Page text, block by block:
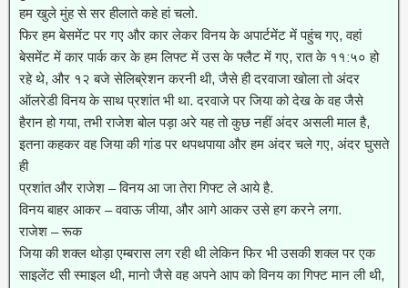
हम खुले मुंह से सर हीलाते कहे हां चलो.
फिर हम बेसमेंट पर गए और कार लेकर विनय के अपार्टमेंट में पहुंच गए, वहां
बेसमेंट में कार पार्क कर के हम लिफ्ट में उस के फ्लैट में गए, रात के ११:५० हो
रहे थे, और १२ बजे सेलिब्रेशन करनी थी, जैसे ही दरवाजा खोला तो अंदर
ऑलरेडी विनय के साथ प्रशांत भी था. दरवाजे पर जिया को देख के वह जैसे
हैरान हो गया, तभी राजेश बोल पड़ा अरे यह तो कुछ नहीं अंदर असली माल है,
इतना कहकर वह जिया की गांड पर थपथपाया और हम अंदर चले गए, अंदर घुसते
ही
प्रशांत और राजेश – विनय आ जा तेरा गिफ्ट ले आये है.
विनय बाहर आकर – ववाऊ जीया, और आगे आकर उसे हग करने लगा.
राजेश – रूक
जिया की शक्ल थोड़ा एम्बरास लग रही थी लेकिन फिर भी उसकी शक्ल पर एक
साइलेंट सी स्माइल थी, मानो जैसे वह अपने आप को विनय का गिफ्ट मान ली थी,